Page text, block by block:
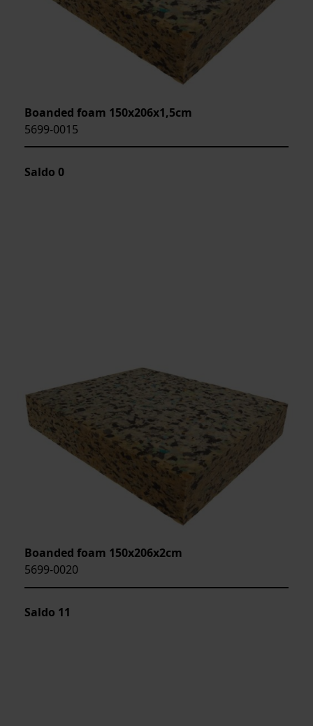
Boanded foam 150x206x1,5cm
5699-0015
Saldo 0
Boanded foam 150x206x2cm
5699-0020
Saldo 11